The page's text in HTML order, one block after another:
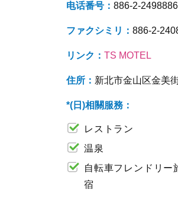
电话番号： 886-2-
ファクシミリ： 886-2-
リンク： TS MOTEL
住所： 新北市金山区金美
*(日)相關服務：
レストラン
温泉
自転車フレンドリー
宿